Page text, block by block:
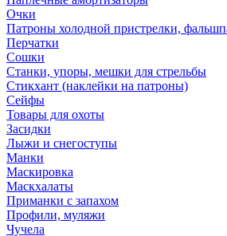
Очки
Патроны холодной пристрелки,
Перчатки
Сошки
Станки, упоры, мешки для стрельбы
Стикхант (наклейки на патроны)
Сейфы
Товары для охоты
Засидки
Лыжи и снегоступы
Манки
Маскировка
Маскхалаты
Приманки с запахом
Профили, муляжи
Чучела